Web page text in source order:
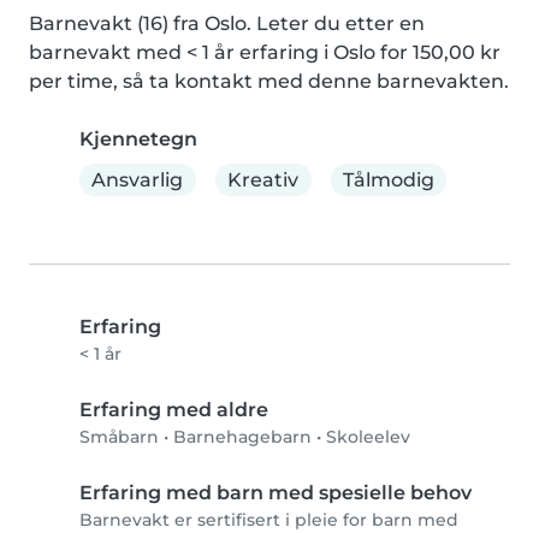
Barnevakt (16) fra Oslo. Leter du etter en
barnevakt med < 1 år erfaring i Oslo for 150,00 kr
per time, så ta kontakt med denne barnevakten.
Kjennetegn
Ansvarlig
Kreativ Tålmodig
Erfaring
< 1 år
Erfaring med aldre
Småbarn • Barnehagebarn • Skoleelev
Erfaring med barn med spesielle behov
Barnevakt er sertifisert i pleie for barn med